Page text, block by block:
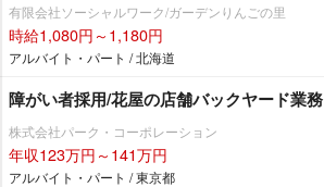
有限会社ソーシャルワーク/ガーデンりんごの里
時給1,080円～1,180円
アルバイト・パート / 北海道
障がい者採用/花屋の店舗バックヤード業務
株式会社パーク・コーポレーション
年収123万円～141万円
アルバイト・パート / 東京都